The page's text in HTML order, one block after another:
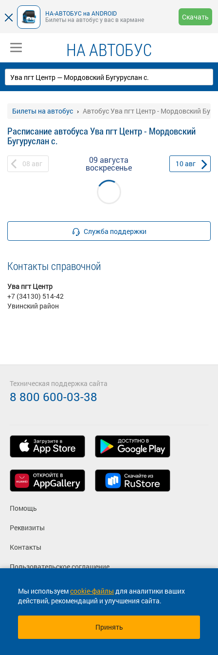
НА-АВТОБУС на ANDROID
Билеты на автобус у вас в кармане
Скачать
НА АВТОБУС
Билеты на автобус Автобус Ува пгт Центр - Мордовский
Расписание автобуса Ува пгт Центр - Мордовский
Бугуруслан с.
08 авг 09 августа
воскресенье 10авг
Служба поддержки
Контакты справочной
Ува пгт Центр
+7 (34130) 514-42
Увинский район
Мы используемcookie-файлы для аналитики ваших
действий, рекомендаций и улучшения сайта.
Принять
Помощь
Реквизиты
Контакты
Пользовательское соглашение
Политика конфиденциальности
Согласие на маркетинговые сообщения
Техническая поддержка сайта
8 800 600-03-38
© 2013-2026, ООО "Капитал"- Онлайн сервис продажи